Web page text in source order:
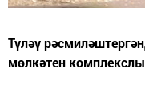
Түләү
мөлкәтен